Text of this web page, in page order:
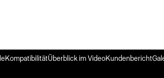
KompatibilitätÜberblick im VideoKundenbericht